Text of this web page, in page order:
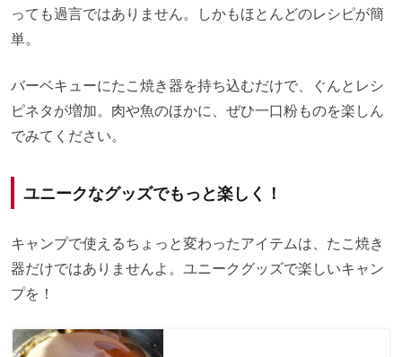
っても過言ではありません。しかもほとんどのレシピが簡
単。
バーベキューにたこ焼き器を持ち込むだけで、ぐんとレシ
ピネタが増加。肉や魚のほかに、ぜひ一口粉ものを楽しん
でみてください。
ユニークなグッズでもっと楽しく！
キャンプで使えるちょっと変わったアイテムは、たこ焼き
器だけではありませんよ。ユニークグッズで楽しいキャン
プを！